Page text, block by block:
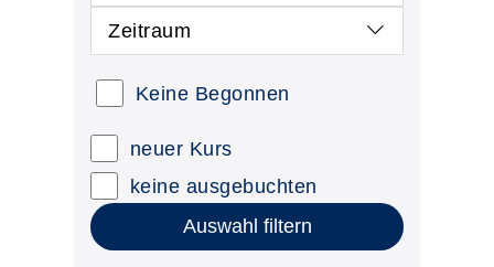
Zeitraum
Keine Begonnen
neuer Kurs
keine ausgebuchten
Auswahl filtern